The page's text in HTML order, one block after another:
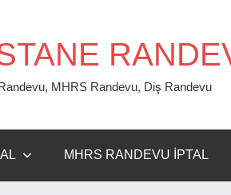
MHRS Randevu, Diş Randevu
MHRS RANDEVU İPTAL